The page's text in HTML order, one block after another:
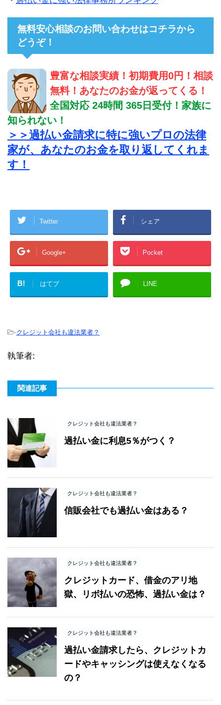
無料安心相談のお問い合わせはコチラから
どうぞ！
豊富な相談実績！初期費用0円！相談
無料！あなたのお金が返ってくる！
全国対応 24時間 365日受付！家族に
知られない！
＞＞過払い金請求に特に強いプロの法律
家が、あなたのお金を取り返してくれま
す！
Twitter シェア
Google+ Pocket
B! はてブ LINE
-クレジット会社も違法業者？
執筆者:
関連記事
クレジット会社も違法業者？
過払い金に利息5％がつく？
クレジット会社も違法業者？
信販会社でも過払い金はある？
クレジット会社も違法業者？
クレジットカード、借金のアリ地
獄、リボ払いの恐怖、過払い金は？
クレジット会社も違法業者？
過払い金請求したら、クレジットカ
ードやキャッシングは使えなくなる
の？